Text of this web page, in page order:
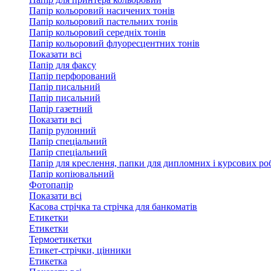
Папір кольоровий насичених тонів
Папір кольоровий пастельних тонів
Папір кольоровий середніх тонів
Папір кольоровий флуоресцентних тонів
Показати всі
Папір для факсу
Папір перфорований
Папір писальний
Папір писальний
Папір газетний
Показати всі
Папір рулонний
Папір спеціальний
Папір спеціальний
Папір для креслення, папки для дипломних і курсових
Папір копіювальний
Фотопапір
Показати всі
Касова стрічка та стрічка для банкоматів
Етикетки
Етикетки
Термоетикетки
Етикет-стрічки, цінники
Етикетка